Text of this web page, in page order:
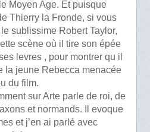
Moyen Age. Et puisque
Thierry la Fronde, si vous
sublissime Robert Taylor,
scène où il tire son épée
levres , pour montrer qu il
la jeune Rebecca menacée
du film.
sur Arte parle de roi, de
et normands. Il evoque
et j’en ai parlé avec